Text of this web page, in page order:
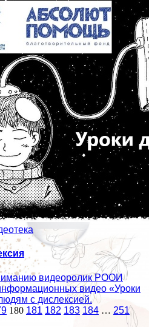
видеоролик РООИ
видео «Уроки
с дислексией.
180 181 182 183 184 … 251